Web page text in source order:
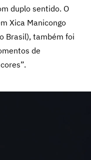
duplo sentido. O
Xica Manicongo
Brasil), também foi
de